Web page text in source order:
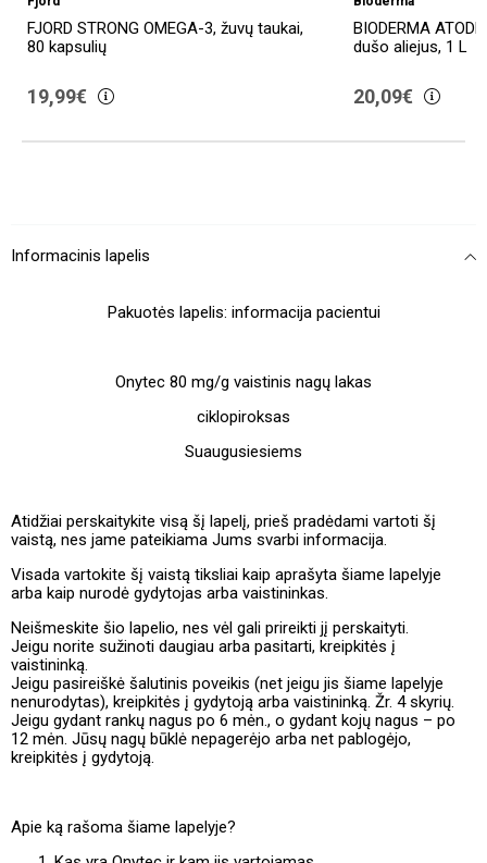
STRONG OMEGA-3, žuvų taukai,
BIODERMA ATODERM
dušo aliejus, 1 L
20,09€
12.5%
Informacinis lapelis
Pakuotės lapelis: informacija pacientui
Onytec 80 mg/g vaistinis nagų lakas
ciklopiroksas
Suaugusiesiems
Atidžiai perskaitykite visą šį lapelį, prieš pradėdami vartoti šį
vaistą, nes jame pateikiama Jums svarbi informacija.
Visada vartokite šį vaistą tiksliai kaip aprašyta šiame lapelyje
arba kaip nurodė gydytojas arba vaistininkas.
Neišmeskite šio lapelio, nes vėl gali prireikti jį perskaityti.
Jeigu norite sužinoti daugiau arba pasitarti, kreipkitės į
vaistininką.
Jeigu pasireiškė šalutinis poveikis (net jeigu jis šiame lapelyje
nenurodytas), kreipkitės į gydytoją arba vaistininką. Žr. 4 skyrių.
Jeigu gydant rankų nagus po 6 mėn., o gydant kojų nagus – po
12 mėn. Jūsų nagų būklė nepagerėjo arba net pablogėjo,
kreipkitės į gydytoją.
Apie ką rašoma šiame lapelyje?